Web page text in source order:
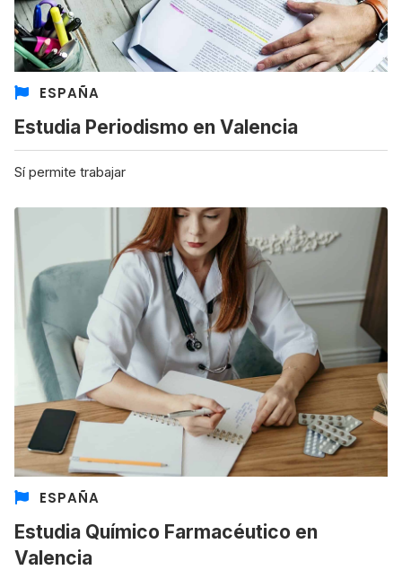
ESPAÑA
Estudia Periodismo en Valencia
Sí permite trabajar
ESPAÑA
Estudia Químico Farmacéutico en
Valencia